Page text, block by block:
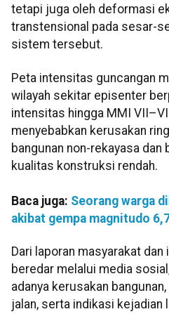
tetapi juga oleh deformasi
transtensional pada sesar-
sistem tersebut.
Peta intensitas guncangan
wilayah sekitar episenter
intensitas hingga MMI
menyebabkan kerusakan
bangunan non-rekayasa dan
kualitas konstruksi rendah.
Baca juga: Seorang warga
akibat gempa magnitudo
Dari laporan masyarakat
beredar melalui media
adanya kerusakan
jalan, serta indikasi kejadian